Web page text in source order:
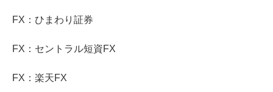
FX：ひまわり証券
FX：セントラル短資FX
FX：楽天FX